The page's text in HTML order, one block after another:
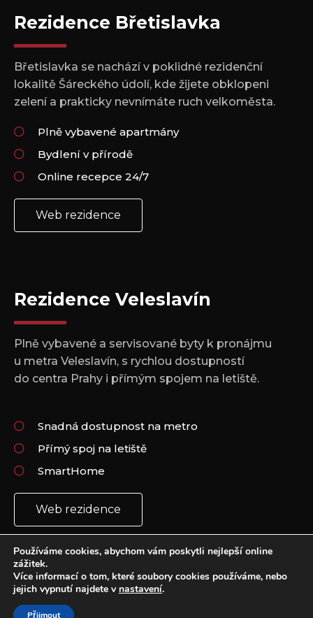
Rezidence Břetislavka
Břetislavka se nachází v poklidné rezidenční
lokalitě Šáreckého údolí, kde žijete obklopeni
zelení a prakticky nevnímáte ruch velkoměsta.
Plně vybavené apartmány
Bydlení v přírodě
Online recepce 24/7
Web rezidence
Rezidence Veleslavín
Plně vybavené a servisované byty k pronájmu
u metra Veleslavín, s rychlou dostupností
do centra Prahy i přímým spojem na letiště.
Snadná dostupnost na metro
Přímý spoj na letiště
SmartHome
Web rezidence
Copyright 2021 © All rights Reserved.
Vytvořil: Plus Design & Marketing
Používáme cookies, abychom vám poskytli nejlepší online
zážitek.
Více informací o tom, které soubory cookies používáme, nebo
jejich vypnutí najdete v nastavení.
Přijmout